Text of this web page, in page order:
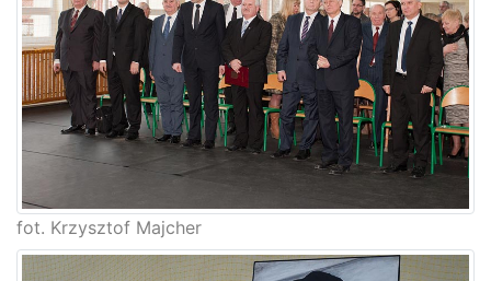
fot. Krzysztof Majcher